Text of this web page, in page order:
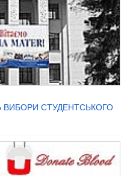
ВИБОРИ СТУДЕНТСЬКОГО